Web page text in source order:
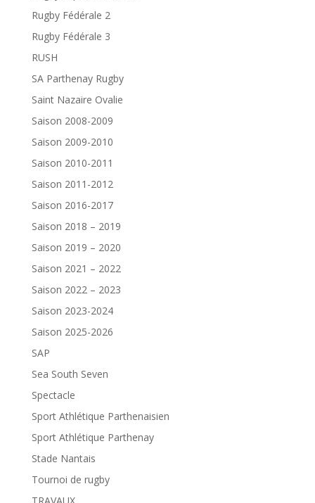
Rugby Fédérale 2
Rugby Fédérale 3
RUSH
SA Parthenay Rugby
Saint Nazaire Ovalie
Saison 2008-2009
Saison 2009-2010
Saison 2010-2011
Saison 2011-2012
Saison 2016-2017
Saison 2018 – 2019
Saison 2019 – 2020
Saison 2021 – 2022
Saison 2022 – 2023
Saison 2023-2024
Saison 2025-2026
SAP
Sea South Seven
Spectacle
Sport Athlétique Parthenaisien
Sport Athlétique Parthenay
Stade Nantais
Tournoi de rugby